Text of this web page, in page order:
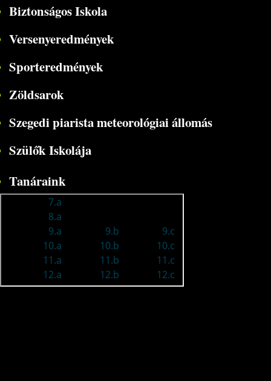
Biztonságos Iskola
Versenyeredmények
Sporteredmények
Zöldsarok
Szegedi piarista meteorológiai állomás
Szülők Iskolája
Tanáraink